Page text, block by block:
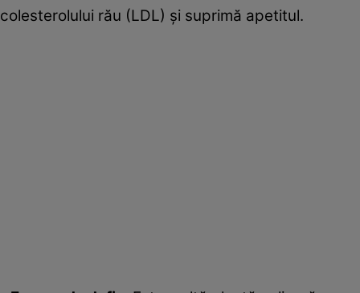
colesterolului rău (LDL) şi suprimă apetitul.